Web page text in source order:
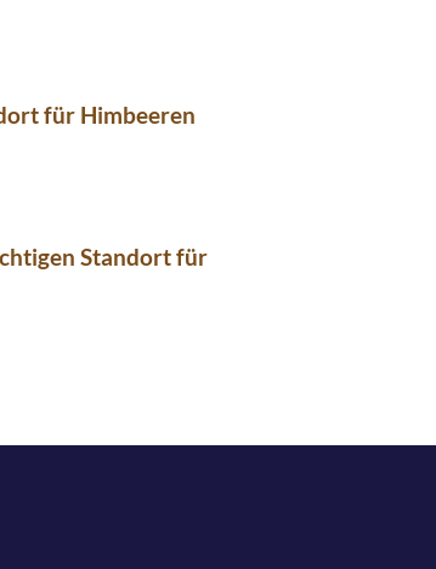
für Himbeeren
Standort für